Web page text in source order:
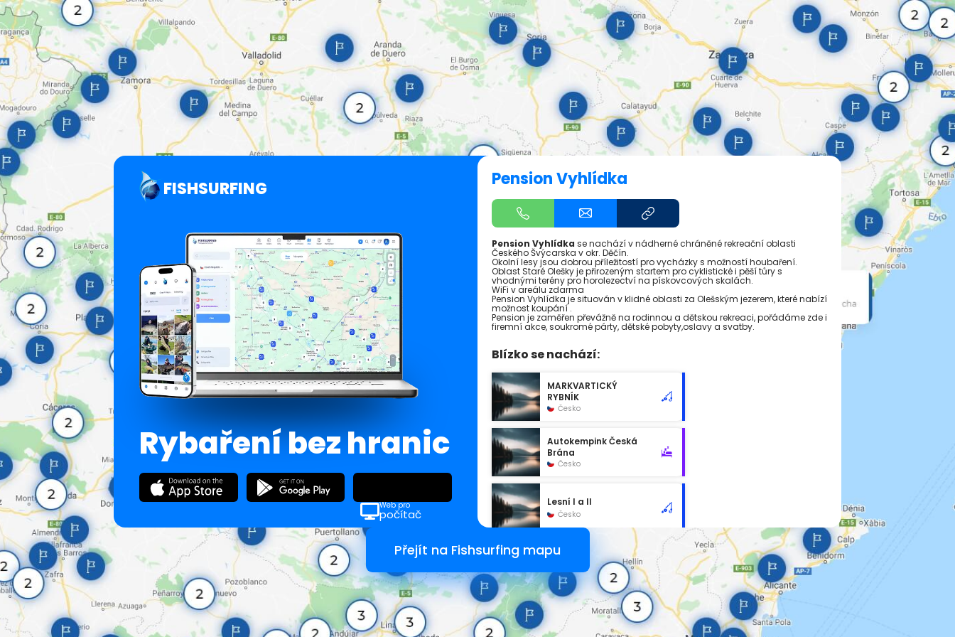
FISHSURFING
Rybaření bez hranic
Web pro
počítač
Pension Vyhlídka
Pension Vyhlídka se nachází v nádherné chráněné rekreační oblasti
Českého Švýcarska v okr. Děčín.
Okolní lesy jsou dobrou příležitostí pro vycházky s možností houbaření.
Oblast Staré Olešky je přirozeným startem pro cyklistické i pěší tůry s
vhodnými terény pro horolezectví na pískovcových skalách.
WiFi v areálu zdarma
Pension Vyhlídka je situován v klidné oblasti za Olešským jezerem, které nabízí
možnost koupání .
Pension je zaměřen převážně na rodinnou a dětskou rekreaci, pořádáme zde i
firemní akce, soukromé párty, dětské pobyty,oslavy a svatby.
Blízko se nachází:
MARKVARTICKÝ
RYBNÍK
Česko
Autokempink Česká
Brána
Česko
Lesní I a II
Česko
Přejít na Fishsurfing mapu